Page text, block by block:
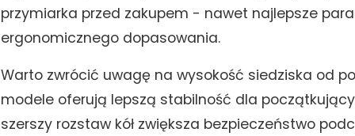
przymiarka przed zakupem - nawet najlepsze
ergonomicznego dopasowania.
Warto zwrócić uwagę na wysokość siedziska od
modele oferują lepszą stabilność dla
szerszy rozstaw kół zwiększa bezpieczeństwo